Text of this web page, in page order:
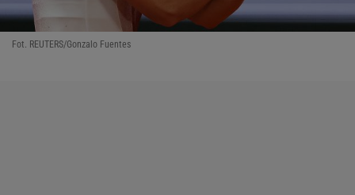
Fot. REUTERS/Gonzalo Fuentes